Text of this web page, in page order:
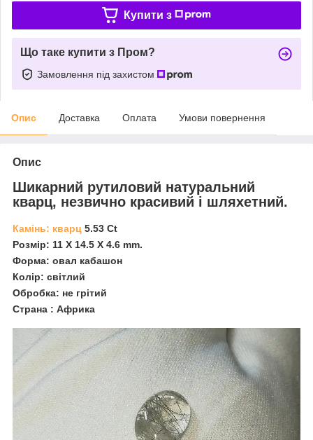
Купити з
Що таке купити з Пром?
Замовлення під захистом
Опис Доставка Оплата Умови повернення
Опис
Шикарний рутиловий натуральний
кварц, незвично красивий і шляхетний.
Камінь: кварц 5.53 Ct
Розмір: 11 X 14.5 X 4.6 mm.
Форма: овал кабашон
Колір: світлий
Обробка: не грітий
Страна : Африка